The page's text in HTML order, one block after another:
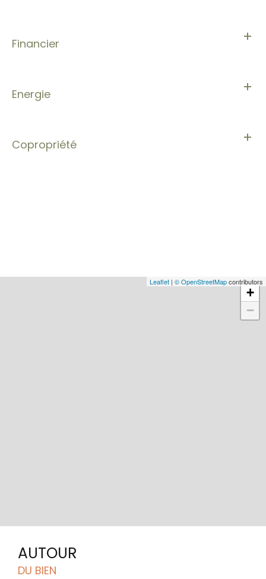
Financier
Energie
Copropriété
+
−
Leaflet | © OpenStreetMapcontributors
AUTOUR
DU BIEN